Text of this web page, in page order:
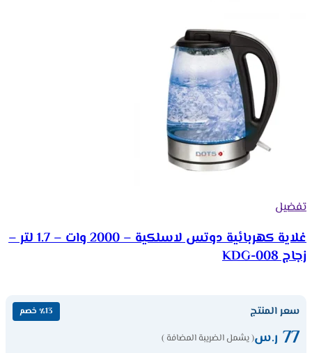
تفضيل
غلاية كهربائية دوتس لاسلكية – 2000 وات – 1.7 لتر –
زجاج KDG-008
سعر المنتج ٪13 خصم
77 ر.س( يشمل الضريبة المضافة )